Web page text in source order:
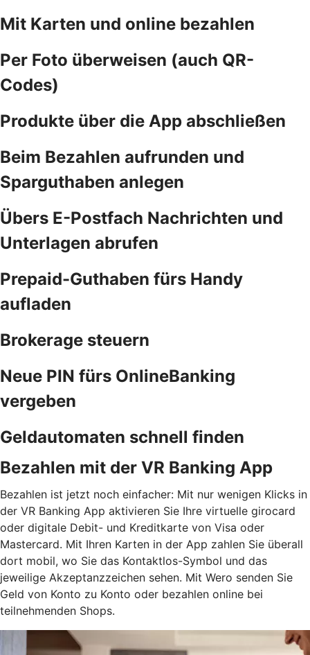
Mit Karten und online bezahlen
Per Foto überweisen (auch QR-
Codes)
Produkte über die App abschließen
Beim Bezahlen aufrunden und
Sparguthaben anlegen
Übers E-Postfach Nachrichten und
Unterlagen abrufen
Prepaid-Guthaben fürs Handy
aufladen
Brokerage steuern
Neue PIN fürs OnlineBanking
vergeben
Geldautomaten schnell finden
Bezahlen mit der VR Banking App
Bezahlen ist jetzt noch einfacher: Mit nur wenigen Klicks in
der VR Banking App aktivieren Sie Ihre virtuelle girocard
oder digitale Debit- und Kreditkarte von Visa oder
Mastercard. Mit Ihren Karten in der App zahlen Sie überall
dort mobil, wo Sie das Kontaktlos-Symbol und das
jeweilige Akzeptanzzeichen sehen. Mit Wero senden Sie
Geld von Konto zu Konto oder bezahlen online bei
teilnehmenden Shops.